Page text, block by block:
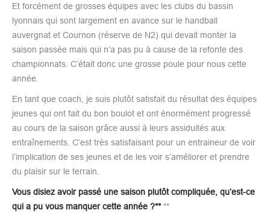
Et forcément de grosses équipes avec les clubs du bassin
lyonnais qui sont largement en avance sur le handball
auvergnat et Cournon (réserve de N2) qui devait monter la
saison passée mais qui n’a pas pu à cause de la refonte des
championnats. C’était donc une grosse poule pour nous cette
année.
En tant que coach, je suis plutôt satisfait du résultat des équipes
jeunes qui ont fait du bon boulot et ont énormément progressé
au cours de la saison grâce aussi à leurs assiduités aux
entraînements. C’est très satisfaisant pour un entraineur de voir
l’implication de ses jeunes et de les voir s’améliorer et prendre
du plaisir sur le terrain.
Vous disiez avoir passé une saison plutôt compliquée, qu’est-ce
qui a pu vous manquer cette année ?****